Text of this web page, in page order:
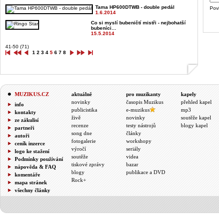
Tama HP600DTWB - double pedál
1.6.2014
Co si myslí bubeničtí mistři - nejbohatší
bubeníci…
15.5.2014
41-50 (71)
1 2 3 4 5 6 7 8
MUZIKUS.CZ
info
kontakty
ze zákulisí
partneři
autoři
ceník inzerce
logo ke stažení
Podmínky používání
nápověda & FAQ
komentáře
mapa stránek
všechny články
aktuálně
novinky
publicistika
živě
recenze
song dne
fotogalerie
výročí
soutěže
tiskové zprávy
blogy
Rock+
pro muzikanty
časopis Muzikus
e-muzikus
novinky
testy nástrojů
články
workshopy
seriály
videa
bazar
publikace a DVD
kapely
přehled kapel
mp3
soutěže kapel
blogy kapel